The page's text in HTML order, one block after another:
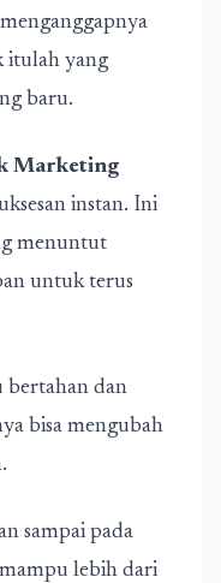
itulah yang
baru.
Marketing
instan. Ini
menuntut
untuk terus
bertahan dan
bisa mengubah
sampai pada
lebih dari